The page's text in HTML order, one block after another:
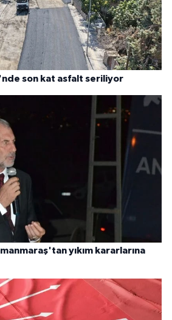
son kat asfalt seriliyor
yıkım kararlarına